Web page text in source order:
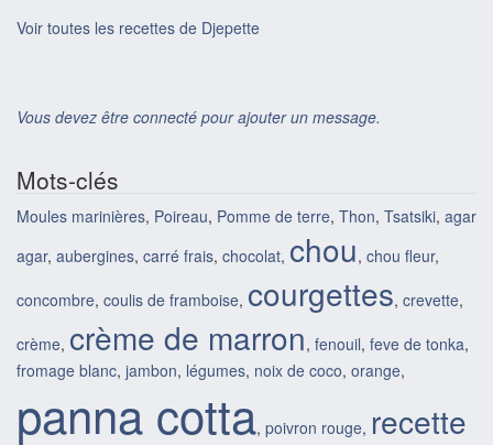
Voir toutes les recettes de Djepette
Vous devez être connecté pour ajouter un message.
Mots-clés
Moules marinières, Poireau, Pomme de terre, Thon, Tsatsiki, agar
agar, aubergines, carré frais, chocolat, chou, chou fleur,
concombre, coulis de framboise, courgettes, crevette,
crème, crème de marron, fenouil, feve de tonka,
fromage blanc, jambon, légumes, noix de coco, orange,
panna cotta, poivron rouge, recette